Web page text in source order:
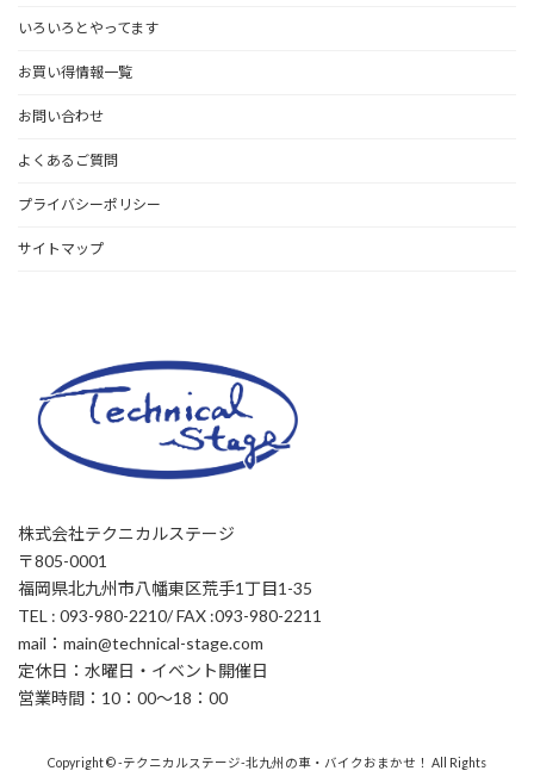
いろいろとやってます
お買い得情報一覧
お問い合わせ
よくあるご質問
プライバシーポリシー
サイトマップ
株式会社テクニカルステージ
〒805-0001
福岡県北九州市八幡東区荒手1丁目1-35
TEL : 093-980-2210/ FAX :093-980-2211
mail：main@technical-stage.com
定休日：水曜日・イベント開催日
営業時間：10：00～18：00
Copyright © -テクニカルステージ-北九州の車・バイクおまかせ！ All Rights